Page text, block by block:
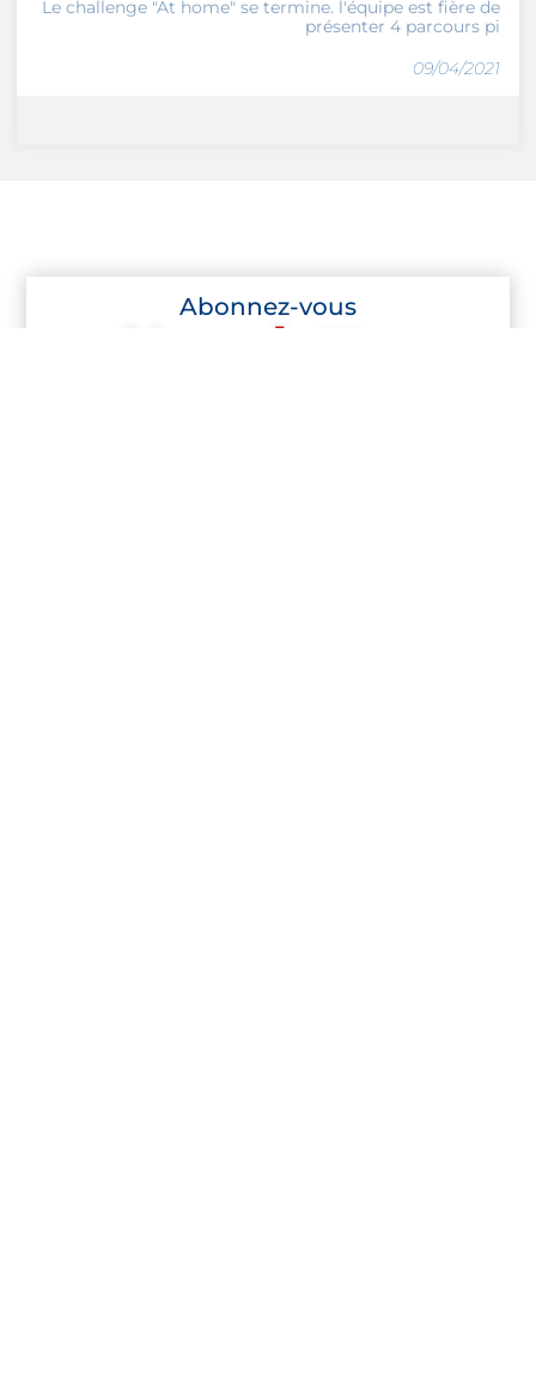
Le challenge "At home" se termine. l'équipe est fière de
présenter 4 parcours pi
09/04/2021
Abonnez-vous
Newsletter